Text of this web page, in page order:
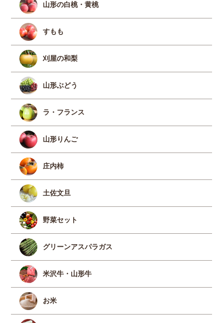
山形の白桃・黄桃
すもも
刈屋の和梨
山形ぶどう
ラ・フランス
山形りんご
庄内柿
土佐文旦
野菜セット
グリーンアスパラガス
米沢牛・山形牛
お米